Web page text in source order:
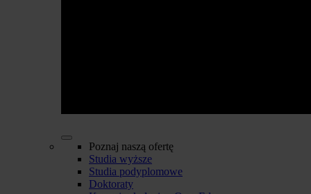
Poznaj naszą ofertę
Studia wyższe
Studia podyplomowe
Doktoraty